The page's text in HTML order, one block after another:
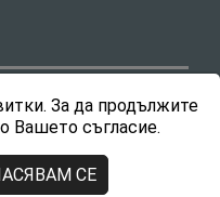
За да продължите
Вашето съгласие.
СЕ
42 42